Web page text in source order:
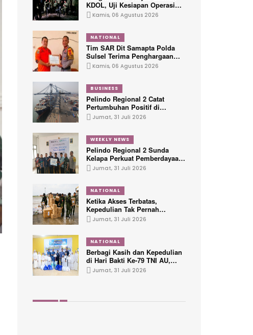
KDOL, Uji Kesiapan Operasi
Lintas Udara dalam Latihan
Terintegrasi TNI 2026
Kamis, 06 Agustus 2026
NATIONAL
Tim SAR Dit Samapta Polda
Sulsel Terima Penghargaan
dari Basarnas
Kamis, 06 Agustus 2026
BUSINESS
Pelindo Regional 2 Catat
Pertumbuhan Positif di
Seluruh Lini Layanan
Kepelabuhanan
Jumat, 31 Juli 2026
WEEKLY NEWS
Pelindo Regional 2 Sunda
Kelapa Perkuat Pemberdayaan
Ekonomi Penyandang
Disabilitas Melalui Program
Jumat, 31 Juli 2026
NATIONAL
Ketika Akses Terbatas,
Kepedulian Tak Pernah
Terhenti: Koops TNI Habema
Hadir untuk Papua
Jumat, 31 Juli 2026
NATIONAL
Berbagi Kasih dan Kepedulian
di Hari Bakti Ke-79 TNI AU,
Lanud Sjamsudin Noor
Hadirkan Senyum untuk Anak
Jumat, 31 Juli 2026